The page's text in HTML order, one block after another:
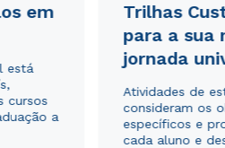
em
está
cursos
a
Trilhas
para a sua
jornada
Atividades de
consideram os
específicos e
cada aluno e
Política de Privacidade.e
sejam utilizados para o
do Sul.